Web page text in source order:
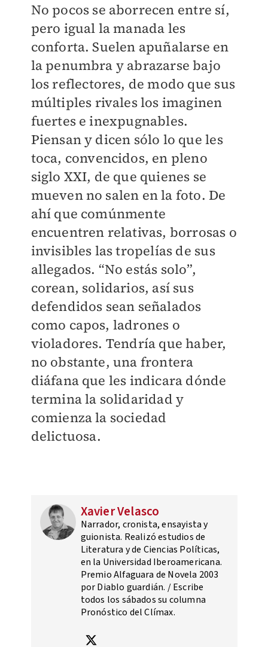
No pocos se aborrecen entre sí,
pero igual la manada les
conforta. Suelen apuñalarse en
la penumbra y abrazarse bajo
los reflectores, de modo que sus
múltiples rivales los imaginen
fuertes e inexpugnables.
Piensan y dicen sólo lo que les
toca, convencidos, en pleno
siglo XXI, de que quienes se
mueven no salen en la foto. De
ahí que comúnmente
encuentren relativas, borrosas o
invisibles las tropelías de sus
allegados. “No estás solo”,
corean, solidarios, así sus
defendidos sean señalados
como capos, ladrones o
violadores. Tendría que haber,
no obstante, una frontera
diáfana que les indicara dónde
termina la solidaridad y
comienza la sociedad
delictuosa.
Xavier Velasco
Narrador, cronista, ensayista y
guionista. Realizó estudios de
Literatura y de Ciencias Políticas,
en la Universidad Iberoamericana.
Premio Alfaguara de Novela 2003
por Diablo guardián. / Escribe
todos los sábados su columna
Pronóstico del Clímax.